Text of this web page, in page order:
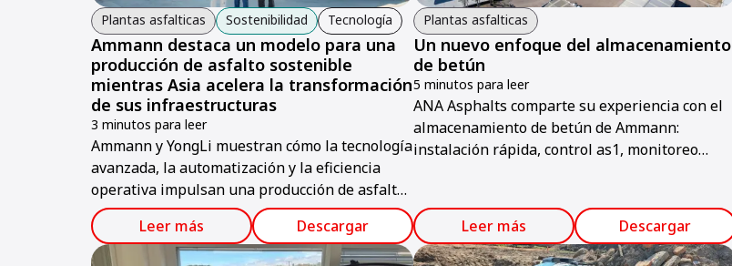
Plantas asfalticas Sostenibilidad Tecnología
Ammann destaca un modelo para una
producción de asfalto sostenible
mientras Asia acelera la transformación
de sus infraestructuras
3 minutos para leer
Ammann y YongLi muestran cómo la tecnología
avanzada, la automatización y la eficiencia
operativa impulsan una producción de asfalto
más sostenible en Taiwán y Asia.
Leer más Descargar
Plantas asfalticas
Un nuevo enfoque del almacenamiento
de betún
5 minutos para leer
ANA Asphalts comparte su experiencia con el
almacenamiento de betún de Ammann:
instalación rápida, control as1, monitoreo
Leer más Descargar